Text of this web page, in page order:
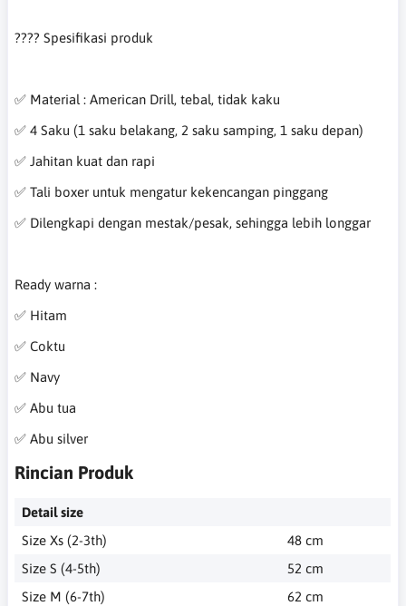
???? Spesifikasi produk
✅ Material : American Drill, tebal, tidak kaku
✅ 4 Saku (1 saku belakang, 2 saku samping, 1 saku depan)
✅ Jahitan kuat dan rapi
✅ Tali boxer untuk mengatur kekencangan pinggang
✅ Dilengkapi dengan mestak/pesak, sehingga lebih longgar
Ready warna :
✅ Hitam
✅ Coktu
✅ Navy
✅ Abu tua
✅ Abu silver
Rincian Produk
Detail size
Size Xs (2-3th)
48 cm
Size S (4-5th)
52 cm
Size M (6-7th)
62 cm